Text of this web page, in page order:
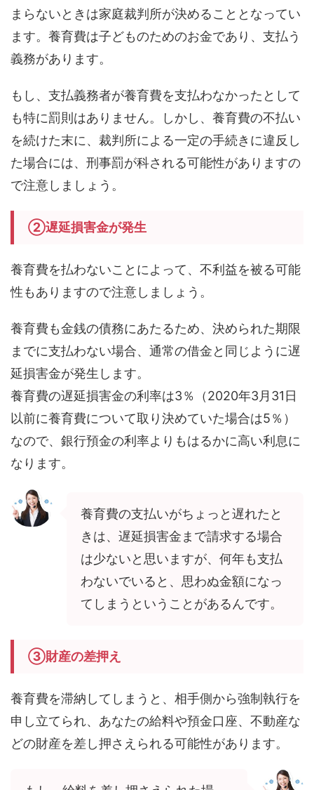
まらないときは家庭裁判所が決めることとなってい
ます。養育費は子どものためのお金であり、支払う
義務があります。
もし、支払義務者が養育費を支払わなかったとして
も特に罰則はありません。しかし、養育費の不払い
を続けた末に、裁判所による一定の手続きに違反し
た場合には、刑事罰が科される可能性がありますの
で注意しましょう。
②遅延損害金が発生
養育費を払わないことによって、不利益を被る可能
性もありますので注意しましょう。
養育費も金銭の債務にあたるため、決められた期限
までに支払わない場合、通常の借金と同じように遅
延損害金が発生します。
養育費の遅延損害金の利率は3％（2020年3月31日
以前に養育費について取り決めていた場合は5％）
なので、銀行預金の利率よりもはるかに高い利息に
なります。
養育費の支払いがちょっと遅れたと
きは、遅延損害金まで請求する場合
は少ないと思いますが、何年も支払
わないでいると、思わぬ金額になっ
てしまうということがあるんです。
③財産の差押え
養育費を滞納してしまうと、相手側から強制執行を
申し立てられ、あなたの給料や預金口座、不動産な
どの財産を差し押さえられる可能性があります。